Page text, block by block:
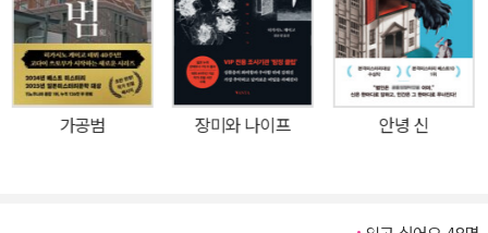
가를 죽였다』는 무차별 살인사건에서 살아남은 사람들이 참극의 진
상을 알고자 연 ‘검증회’에 형사 ‘가가 교이치로’가 참석해 그들의 비
밀을 파헤치는 이야기로, 명탐정이 활약하는 미스터리 소설이다. 히
가시노 게이고라는 장르문학계의 거장이 ‘추리소설의 원점’으로 돌아
가 집필한 이 작품은, 본격 미스터리의 장점을 모두 갖추고 있다. 진상
가공범 장미와 나이프 안녕 신